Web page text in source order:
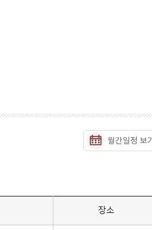
월간일정 보기
장소